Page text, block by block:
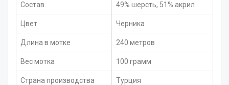
Состав 49% шерсть, 51% акрил
Цвет Черника
Длина в мотке 240 метров
Вес мотка 100 грамм
Страна производства Турция